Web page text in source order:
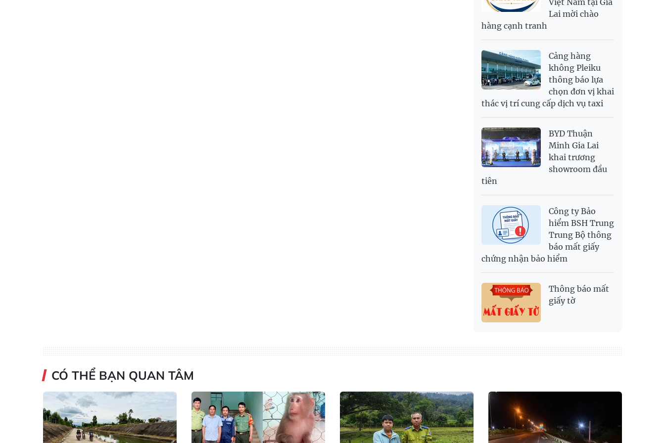
SAR
6,949.25
7,248.34
2,700.94
2,815.47
SGD
USD
26,020 26,050 26,430
Việt Nam tại Gia
Lai mời chào
hàng cạnh tranh
Cảng hàng
không Pleiku
thông báo lựa
chọn đơn vị khai
thác vị trí cung cấp dịch vụ taxi
BYD Thuận
Minh Gia Lai
khai trương
showroom đầu
tiên
Công ty Bảo
hiểm BSH Trung
Trung Bộ thông
báo mất giấy
chứng nhận bảo hiểm
Thông báo mất
giấy tờ
CÓ THỂ BẠN QUAN TÂM